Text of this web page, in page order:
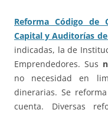
Reforma Código de
Capital y Auditorías
indicadas, la de
Emprendedores. Sus
no necesidad en
dinerarias. Se
cuenta. Diversas